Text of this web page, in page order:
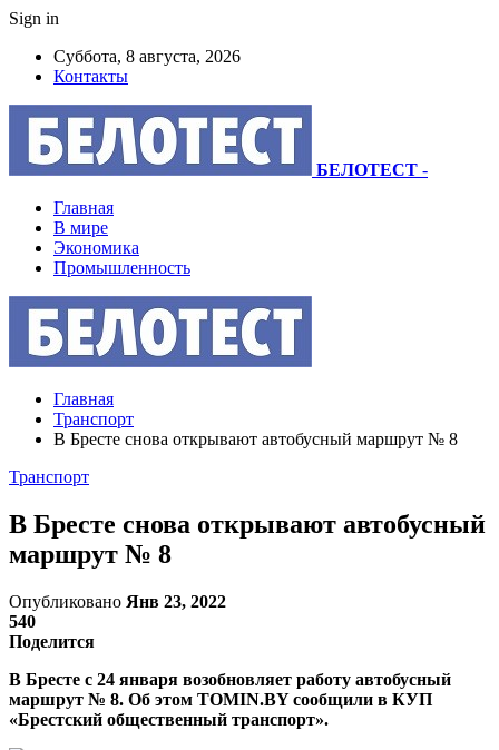
Sign in
Суббота, 8 августа, 2026
Контакты
БЕЛОТЕСТ -
Главная
В мире
Экономика
Промышленность
Главная
Транспорт
В Бресте снова открывают автобусный маршрут № 8
Транспорт
В Бресте снова открывают автобусный
маршрут № 8
Опубликовано Янв 23, 2022
540
Поделится
В Бресте с 24 января возобновляет работу автобусный
маршрут № 8. Об этом TOMIN.BY сообщили в КУП
«Брестский общественный транспорт».